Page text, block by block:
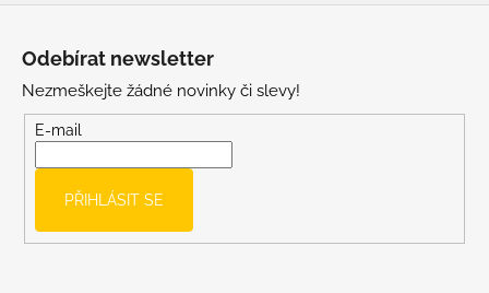
Odebírat newsletter
Nezmeškejte žádné novinky či slevy!
E-mail
PŘIHLÁSIT SE